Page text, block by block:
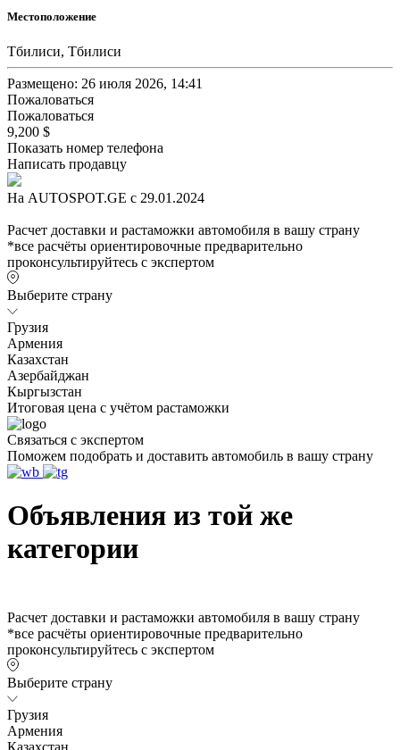
Местоположение
Тбилиси, Тбилиси
Размещено: 26 июля 2026, 14:41
Пожаловаться
Пожаловаться
9,200 $
Показать номер телефона
Написать продавцу
На AUTOSPOT.GE с 29.01.2024
Расчет доставки и растаможки автомобиля в вашу страну
*все расчёты ориентировочные предварительно
проконсультируйтесь с экспертом
Выберите страну
Грузия
Армения
Казахстан
Азербайджан
Кыргызстан
Итоговая цена с учётом растаможки
Связаться с экспертом
Поможем подобрать и доставить автомобиль в вашу страну
Объявления из той же
категории
Расчет доставки и растаможки автомобиля в вашу страну
*все расчёты ориентировочные предварительно
проконсультируйтесь с экспертом
Выберите страну
Грузия
Армения